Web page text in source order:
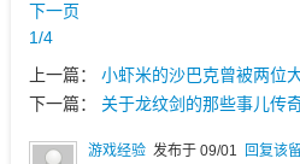
下一页
1/4
上一篇： 小虾米的沙巴克曾被两位
下一篇： 关于龙纹剑的那些事儿传
游戏经验 发布于 09/01 回复该